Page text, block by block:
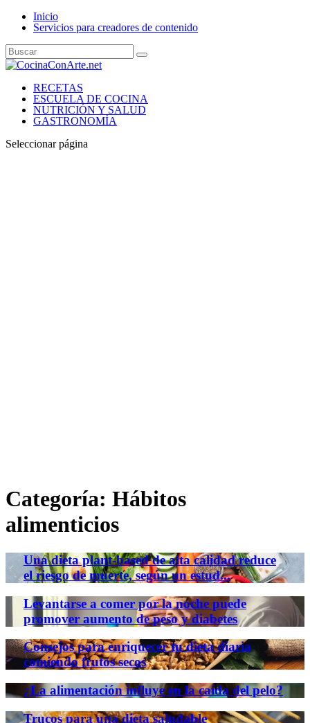
Inicio
Servicios para creadores de contenido
RECETAS
ESCUELA DE COCINA
NUTRICIÓN Y SALUD
GASTRONOMÍA
Seleccionar página
Categoría: Hábitos
alimenticios
Una dieta plant-based de alta calidad reduce
el riesgo de muerte, según un estud...
Levantarse a comer por la noche puede
promover aumento de peso y diabetes
Consejos para enriquecer tu dieta diaria
comiendo frutos secos
¿La alimentación influye en la caída del pelo?
Trucos para una dieta saludable